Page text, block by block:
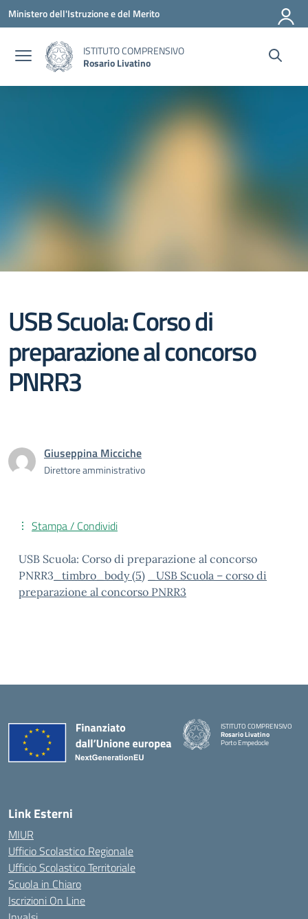
Vai ai contenuti
Vai al menu di navigazione
Vai al footer
Ministero dell'Istruzione e del Merito
ISTITUTO COMPRENSIVO
Rosario Livatino
USB Scuola: Corso di
preparazione al concorso
PNRR3
Giuseppina Micciche
Direttore amministrativo
Stampa / Condividi
USB Scuola: Corso di preparazione al concorso
PNRR3 _timbro_body (5)
_USB Scuola – corso di
preparazione al concorso PNRR3
ISTITUTO COMPRENSIVO
Rosario Livatino
Porto Empedocle
Link Esterni
MIUR
Ufficio Scolastico Regionale
Ufficio Scolastico Territoriale
Scuola in Chiaro
Iscrizioni On Line